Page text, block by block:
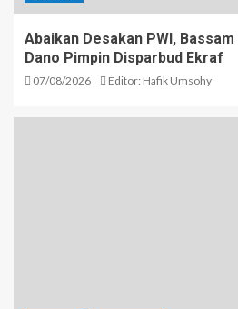
Abaikan Desakan PWI,
Dano Pimpin Disparbud Ekraf
07/08/2026 Editor: Hafik Umsohy